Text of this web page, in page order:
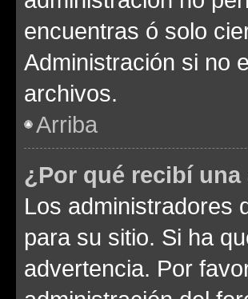
encuentras ó solo
Administración si no
archivos.
Arriba
¿Por qué recibí
Los administradores
para su sitio. Si ha
advertencia. Por